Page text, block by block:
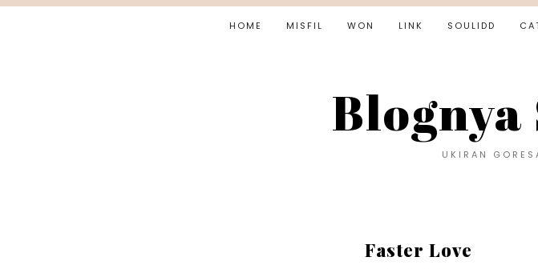
HOME MISFIL WON LINK SOULIDD
UKIRAN
Faster Love